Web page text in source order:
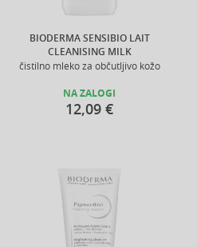
BIODERMA SENSIBIO LAIT
CLEANISING MILK
čistilno mleko za občutljivo kožo
NA ZALOGI
12,09 €